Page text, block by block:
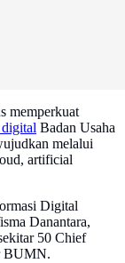
memperkuat
digital Badan Usaha
melalui
artificial
Digital
Danantara,
50 Chief
BUMN.